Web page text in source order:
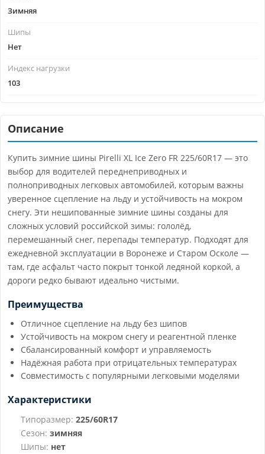
Зимняя
Шипы
Нет
Индекс нагрузки
103
Описание
Купить зимние шины Pirelli XL Ice Zero FR 225/60R17 — это
выбор для водителей переднеприводных и
полноприводных легковых автомобилей, которым важны
уверенное сцепление на льду и устойчивость на мокром
снегу. Эти нешипованные зимние шины созданы для
сложных условий российской зимы: гололёд,
перемешанный снег, перепады температур. Подходят для
ежедневной эксплуатации в Воронеже и Старом Осколе —
там, где асфальт часто покрыт тонкой ледяной коркой, а
дороги редко бывают идеально чистыми.
Преимущества
Отличное сцепление на льду без шипов
Устойчивость на мокром снегу и реагентной пленке
Сбалансированный комфорт и управляемость
Надёжная работа при отрицательных температурах
Совместимость с популярными легковыми моделями
Характеристики
Типоразмер: 225/60R17
Сезон: зимняя
Шипы: нет